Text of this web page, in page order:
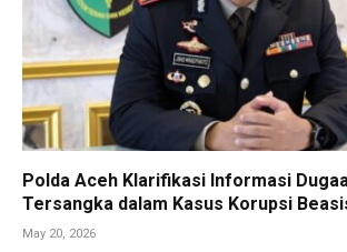
Polda Aceh Klarifikasi Informasi
Tersangka dalam Kasus Korupsi
May 20, 2026